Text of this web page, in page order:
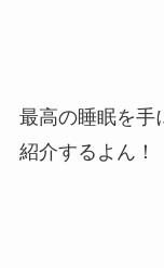
最高の睡眠を手
紹介するよん！